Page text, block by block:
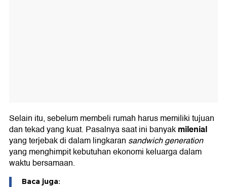
Selain itu, sebelum membeli rumah harus memiliki tujuan
dan tekad yang kuat. Pasalnya saat ini banyakmilenial
yang terjebak di dalam lingkaran sandwich generation
yang menghimpit kebutuhan ekonomi keluarga dalam
waktu bersamaan.
Baca juga: